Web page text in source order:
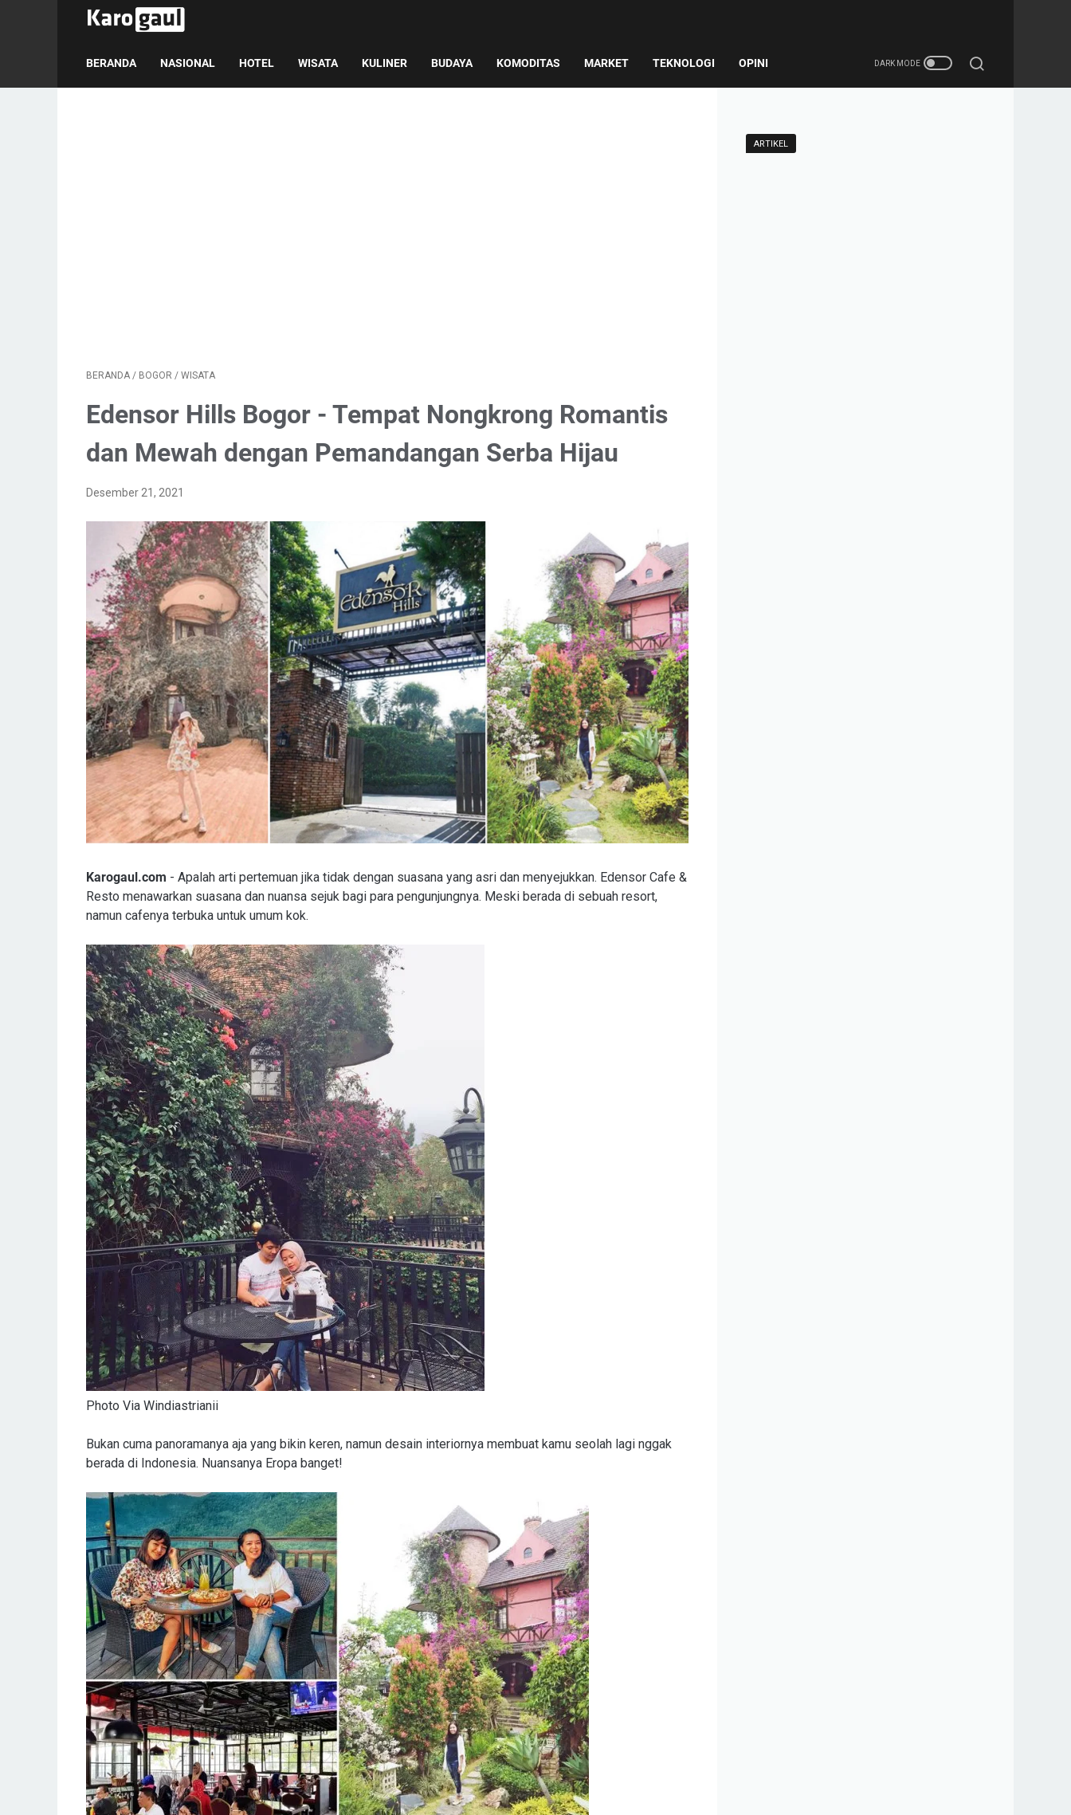
BERANDA NASIONAL HOTEL WISATA KULINER BUDAYA KOMODITAS MARKET TEKNOLOGI OPINI
BERANDA / BOGOR / WISATA
Edensor Hills Bogor - Tempat Nongkrong Romantis
dan Mewah dengan Pemandangan Serba Hijau
Desember 21, 2021
Karogaul.com - Apalah arti pertemuan jika tidak dengan suasana yang asri dan menyejukkan. Edensor Cafe &
Resto menawarkan suasana dan nuansa sejuk bagi para pengunjungnya. Meski berada di sebuah resort,
namun cafenya terbuka untuk umum kok.
Photo Via Windiastrianii
Bukan cuma panoramanya aja yang bikin keren, namun desain interiornya membuat kamu seolah lagi nggak
berada di Indonesia. Nuansanya Eropa banget!
ARTIKEL